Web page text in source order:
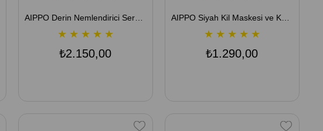
AIPPO Derin Nemlendirici Serum - Expert Hydrating Ampoule 30 ML
★ ★ ★ ★ ★
₺2.150,00
AIPPO Siyah Kil Maskesi ve Köpük Temizleyici (Mud Deep Cleanser) 130 ML
★ ★ ★ ★ ★
₺1.290,00